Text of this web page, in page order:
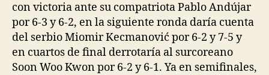
con victoria ante su compatriota Pablo Andújar
por 6-3 y 6-2, en la siguiente ronda daría cuenta
del serbio Miomir Kecmanović por 6-2 y 7-5 y
en cuartos de final derrotaría al surcoreano
Soon Woo Kwon por 6-2 y 6-1. Ya en semifinales,